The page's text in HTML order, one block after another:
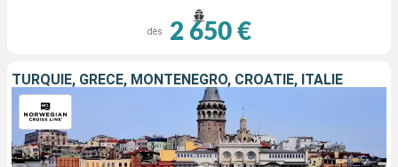
dès 2 650 €
TURQUIE, GRÈCE, MONTÉNÉGRO, CROATIE, ITALIE